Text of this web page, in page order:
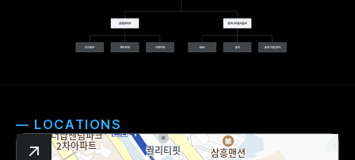
— LOCATIONS